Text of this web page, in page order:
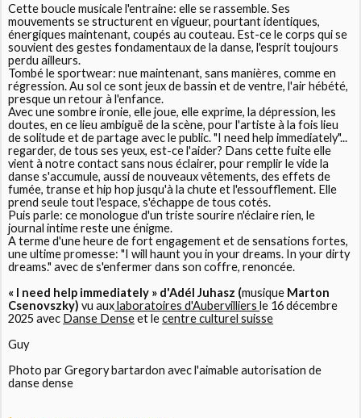
Cette boucle musicale l'entraine: elle se rassemble. Ses
mouvements se structurent en vigueur, pourtant identiques,
énergiques maintenant, coupés au couteau. Est-ce le corps qui se
souvient des gestes fondamentaux de la danse, l'esprit toujours
perdu ailleurs.
Tombé le sportwear: nue maintenant, sans manières, comme en
régression. Au sol ce sont jeux de bassin et de ventre, l'air hébété,
presque un retour à l'enfance.
Avec une sombre ironie, elle joue, elle exprime, la dépression, les
doutes, en ce lieu ambiguë de la scène, pour l'artiste à la fois lieu
de solitude et de partage avec le public. "I need help immediately"...
regarder, de tous ses yeux, est-ce l'aider? Dans cette fuite elle
vient à notre contact sans nous éclairer, pour remplir le vide la
danse s'accumule, aussi de nouveaux vêtements, des effets de
fumée, transe et hip hop jusqu'à la chute et l'essoufflement. Elle
prend seule tout l'espace, s'échappe de tous cotés.
Puis parle: ce monologue d'un triste sourire n'éclaire rien, le
journal intime reste une énigme.
A terme d'une heure de fort engagement et de sensations fortes,
une ultime promesse: "I will haunt you in your dreams. In your dirty
dreams." avec de s'enfermer dans son coffre, renoncée.
« I need help immediately » d'Adél Juhasz (musique Marton
Csenovszky)vu auxlaboratoires d'Aubervilliersle 16 décembre
2025 avec Danse Denseet lecentre culturel suisse
Guy
Photo par Gregory bartardon avec l'aimable autorisation de
danse dense